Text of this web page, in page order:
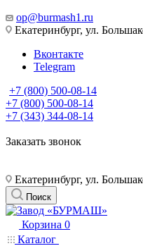
op@burmash1.ru
Екатеринбург, ул.
Вконтакте
Telegram
+7 (800) 500-08-14
+7 (800) 500-08-14
+7 (343) 344-08-14
Заказать звонок
Екатеринбург, ул.
Поиск
Корзина 0
Каталог